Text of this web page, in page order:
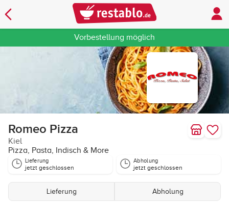
Vorbestellung möglich
Romeo Pizza
Kiel
Pizza, Pasta, Indisch & More
Lieferung
jetzt geschlossen
Abholung
jetzt geschlossen
Lieferung Abholung